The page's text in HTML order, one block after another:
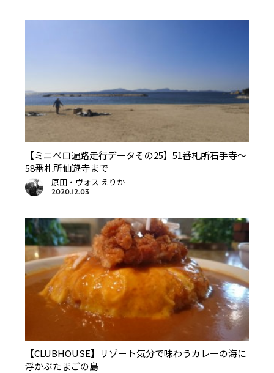
【ミニベロ遍路走行データその25】51番札所石手寺～
58番札所仙遊寺まで
原田・ヴォス えりか
2020.12.03
【CLUBHOUSE】リゾート気分で味わうカレーの海に
浮かぶたまごの島